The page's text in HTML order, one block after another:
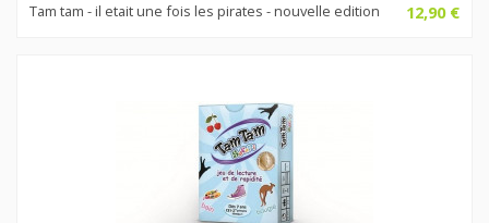
Tam tam - il etait une fois les pirates - nouvelle edition 12,90 €